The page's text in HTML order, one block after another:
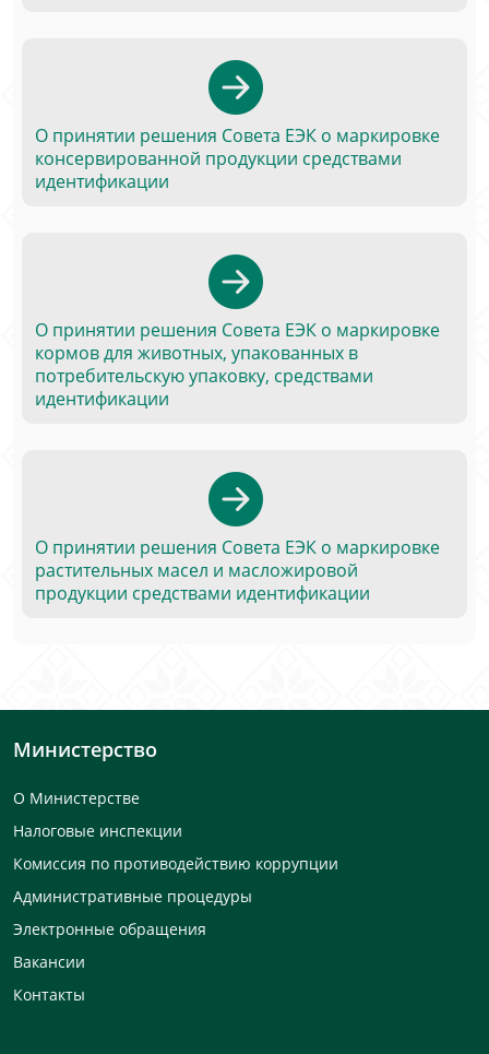
О принятии решения Совета ЕЭК о маркировке
консервированной продукции средствами
идентификации
О принятии решения Совета ЕЭК о маркировке
кормов для животных, упакованных в
потребительскую упаковку, средствами
идентификации
О принятии решения Совета ЕЭК о маркировке
растительных масел и масложировой
продукции средствами идентификации
Министерство
О Министерстве
Налоговые инспекции
Комиссия по противодействию коррупции
Административные процедуры
Электронные обращения
Вакансии
Контакты